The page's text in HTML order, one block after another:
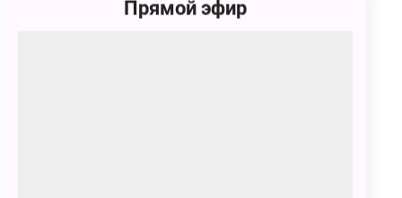
КУПИТЬ БИЛЕТ
Прямой эфир